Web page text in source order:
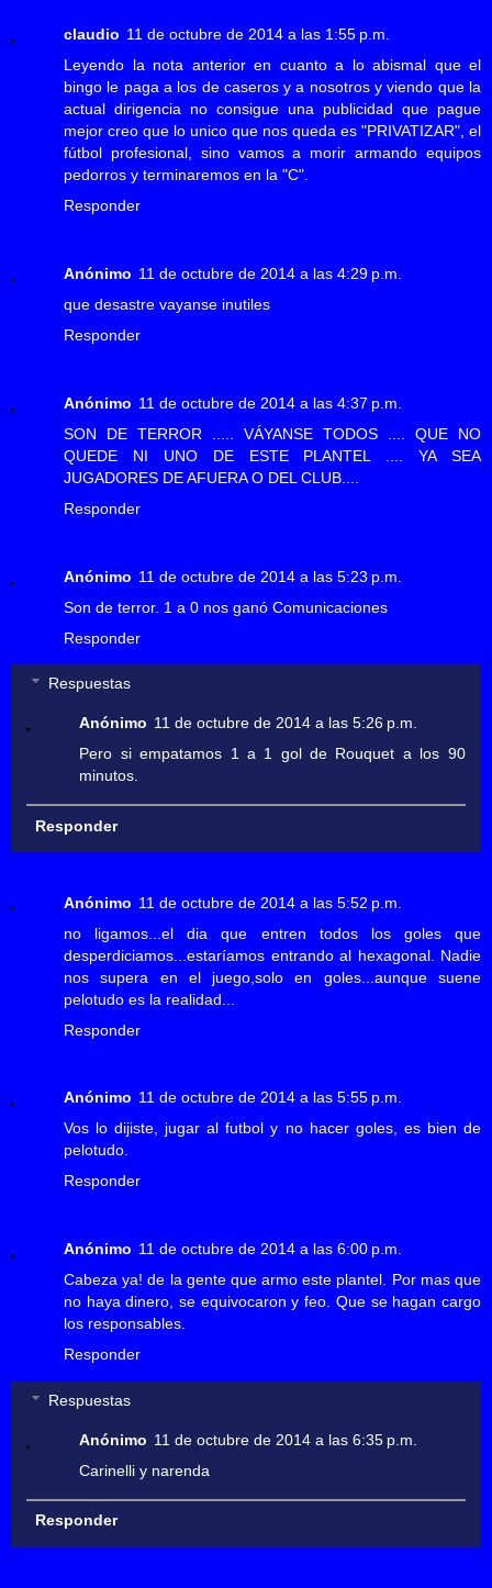
claudio 11 de octubre de 2014 a las 1:55 p.m.
Leyendo la nota anterior en cuanto a lo abismal que el
bingo le paga a los de caseros y a nosotros y viendo que la
actual dirigencia no consigue una publicidad que pague
mejor creo que lo unico que nos queda es "PRIVATIZAR", el
fútbol profesional, sino vamos a morir armando equipos
pedorros y terminaremos en la "C".
Responder
Anónimo 11 de octubre de 2014 a las 4:29 p.m.
que desastre vayanse inutiles
Responder
Anónimo 11 de octubre de 2014 a las 4:37 p.m.
SON DE TERROR ..... VÁYANSE TODOS .... QUE NO
QUEDE NI UNO DE ESTE PLANTEL .... YA SEA
JUGADORES DE AFUERA O DEL CLUB....
Responder
Anónimo 11 de octubre de 2014 a las 5:23 p.m.
Son de terror. 1 a 0 nos ganó Comunicaciones
Responder
Respuestas
Anónimo 11 de octubre de 2014 a las 5:26 p.m.
Pero si empatamos 1 a 1 gol de Rouquet a los 90
minutos.
Responder
Anónimo 11 de octubre de 2014 a las 5:52 p.m.
no ligamos...el dia que entren todos los goles que
desperdiciamos...estaríamos entrando al hexagonal. Nadie
nos supera en el juego,solo en goles...aunque suene
pelotudo es la realidad...
Responder
Anónimo 11 de octubre de 2014 a las 5:55 p.m.
Vos lo dijiste, jugar al futbol y no hacer goles, es bien de
pelotudo.
Responder
Anónimo 11 de octubre de 2014 a las 6:00 p.m.
Cabeza ya! de la gente que armo este plantel. Por mas que
no haya dinero, se equivocaron y feo. Que se hagan cargo
los responsables.
Responder
Respuestas
Anónimo 11 de octubre de 2014 a las 6:35 p.m.
Carinelli y narenda
Responder